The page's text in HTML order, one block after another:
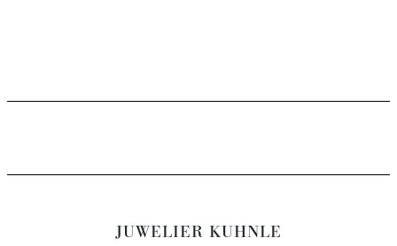
JUWELIER KUHNLE